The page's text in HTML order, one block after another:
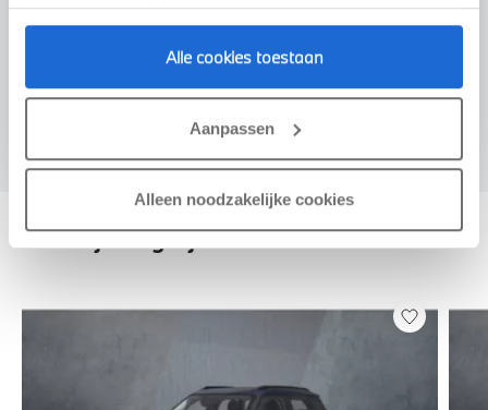
Alle cookies toestaan
Aanpassen
Alleen noodzakelijke cookies
VOORSTEL AANVRAGEN
Deze zijn vergelijkbaar